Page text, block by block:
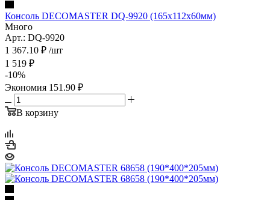
Консоль DECOMASTER DQ-9920 (165x112x60мм)
Много
Арт.: DQ-9920
1 367.10 ₽ /шт
1 519 ₽
-10%
Экономия 151.90 ₽
В корзину